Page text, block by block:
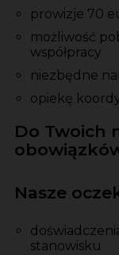
prowizje 70
możliwość
współpracy
niezbędne
opiekę
Do Twoich
Nasze
stanowisku